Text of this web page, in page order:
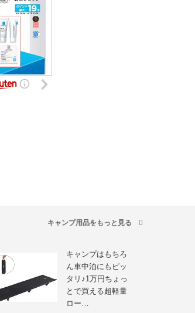
キャンプ用品をもっと見る
キャンプはもちろ
ん車中泊にもピッ
タリ♪1万円ちょっ
とで買える超軽量
ロー…